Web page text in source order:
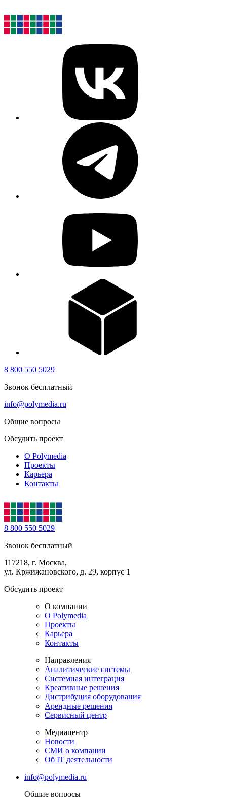
8 800 550 5029
Звонок бесплатный
info@polymedia.ru
Общие вопросы
Обсудить проект
О Polymedia
Проекты
Карьера
Контакты
8 800 550 5029
Звонок бесплатный
117218, г. Москва,
ул. Кржижановского, д. 29, корпус 1
Обсудить проект
О компании
О Polymedia
Проекты
Карьера
Контакты
Направления
Аналитические системы
Системная интеграция
Креативные решения
Дистрибуция оборудования
Арендные решения
Сервисный центр
Медиацентр
Новости
СМИ о компании
Об IT деятельности
info@polymedia.ru
Общие вопросы